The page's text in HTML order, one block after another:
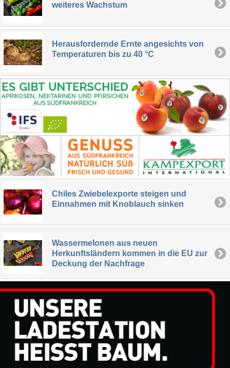
weiteres Wachstum
Herausfordernde Ernte angesichts von
Temperaturen bis zu 40 °C
Chiles Zwiebelexporte steigen und
Einnahmen mit Knoblauch sinken
Wassermelonen aus neuen
Herkunftsländern kommen in die EU zur
Deckung der Nachfrage